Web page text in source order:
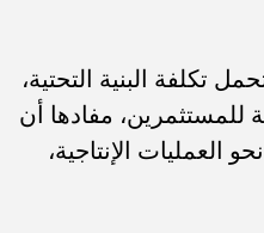
تكلفة البنية التحتية،
للمستثمرين، مفادها أن
العمليات الإنتاجية،